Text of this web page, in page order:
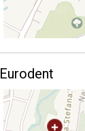
Eurodent